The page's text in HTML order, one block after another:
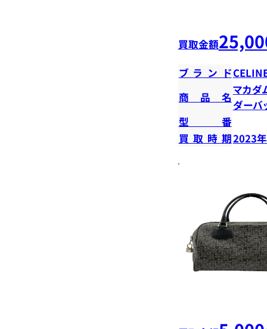
買取金額
ブランド
商品名
マカ
ダーバ
型番
買取時期2023